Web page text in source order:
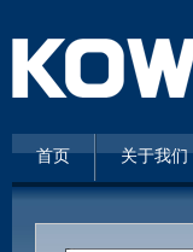
首页 关于我们